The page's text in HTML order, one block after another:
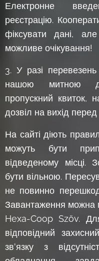
Електронне
реєстрацію.
фіксувати дані,
можливе очікування!
3. У разі перевезень
нашою митною
пропускний квиток,
дозвіл на вихід
На сайті діють
можуть бути
відведеному місці.
бути вільною.
не повинно
Завантаження можна
Hexa-Coop Szöv.
відповідний
зв'язку з